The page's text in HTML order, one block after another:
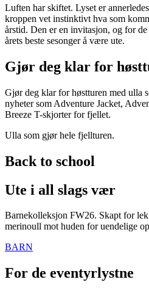
Luften har skiftet. Lyset er
kroppen vet instinktivt hva som
årstid. Den er en invitasjon, og for
årets beste sesonger å være ute.
Gjør deg klar for
Gjør deg klar for høstturen med ulla
nyheter som Adventure Jacket,
Breeze T-skjorter for fjellet.
Ulla som gjør hele fjellturen.
Back to school
Ute i all slags vær
Barnekolleksjon FW26. Skapt for
merinoull mot huden for uendelige
BARN
For de eventyrlystne